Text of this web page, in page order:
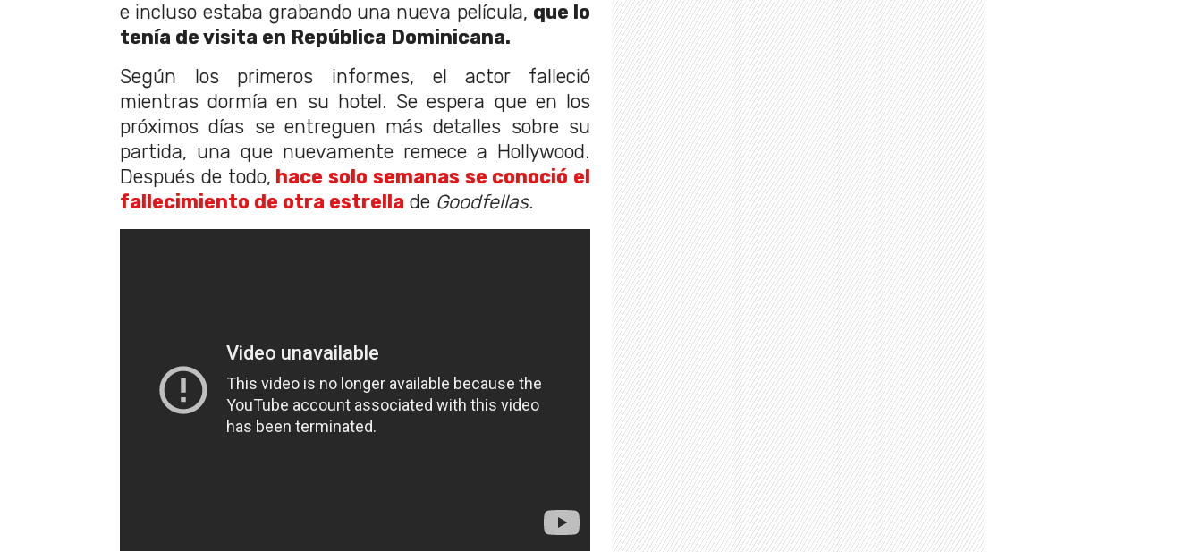
e incluso estaba grabando una nueva película, que lo
tenía de visita en República Dominicana.
Según los primeros informes, el actor falleció
mientras dormía en su hotel. Se espera que en los
próximos días se entreguen más detalles sobre su
partida, una que nuevamente remece a Hollywood.
Después de todo, hace solo semanas se conoció el
fallecimiento de otra estrella de Goodfellas.